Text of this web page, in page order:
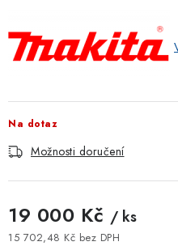
Na dotaz
Možnosti doručení
19 000 Kč / ks
15 702,48 Kč bez DPH